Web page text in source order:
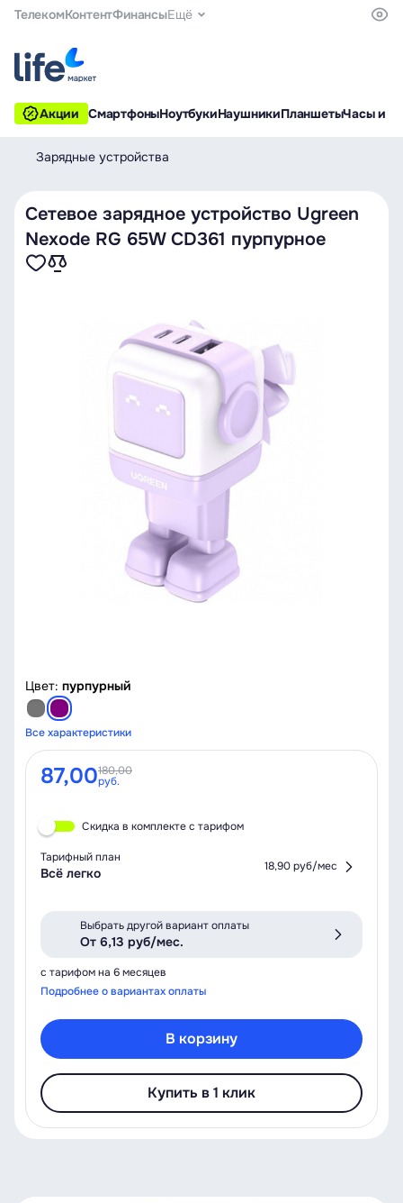
ТелекомКонтентФинансыЕщё
Акции СмартфоныНоутбукиНаушникиПланшетыЧасы и
Зарядные устройства
Сетевое зарядное устройство Ugreen
Nexode RG 65W CD361 пурпурное
Цвет: пурпурный
Все характеристики
87,00180,00
руб.
Скидка в комплекте с тарифом
Тарифный план
Всё легко 18,90 руб/мес
Выбрать другой вариант оплаты
От 6,13 руб/мес.
с тарифом на 6 месяцев
Подробнее о вариантах оплаты
В корзину
Купить в 1 клик